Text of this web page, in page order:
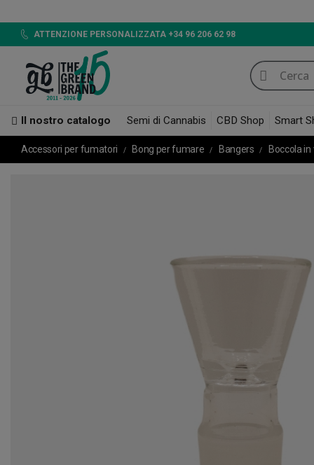
ATTENZIONE PERSONALIZZATA +34 96 206 62 98
Il nostro catalogo Semi di Cannabis CBD Shop Smart
Accessori per fumatori Bong per fumare Bangers Boccola